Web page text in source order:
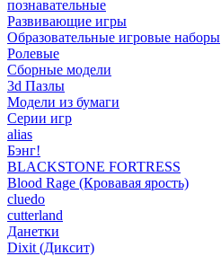
познавательные
Развивающие игры
Образовательные игровые наборы
Ролевые
Сборные модели
3d Пазлы
Модели из бумаги
Серии игр
alias
Бэнг!
BLACKSTONE FORTRESS
Blood Rage (Кровавая ярость)
cluedo
cutterland
Данетки
Dixit (Диксит)